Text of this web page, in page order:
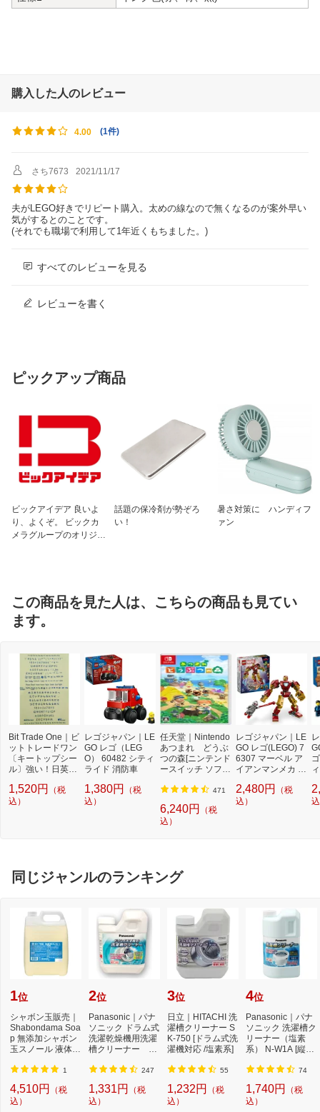
購入した人のレビュー
4.00 (1件)
さち7673 2021/11/17
夫がLEGO好きでリピート購入。太めの線なので無くなるのが案外早い
気がするとのことです。
(それでも職場で利用して1年近くもちました。)
すべてのレビューを見る
レビューを書く
ピックアップ商品
ビックアイデア 良いよ
り、よくぞ。 ビックカ
メラグループのオリジナ
話題の保冷剤が勢ぞろ
い！
暑さ対策に ハンディフ
ァン
この商品を見た人は、こちらの商品も見てい
ます。
Bit Trade One｜ビ
ットトレードワン
〔キートップシー
ル〕強い！日英対
プシールセット ブ
ルー DYKTSBL
1,520円
（税
込）
レゴジャパン｜LE
GO レゴ（LEG
O） 60482 シティ
ライド 消防車
1,380円
（税
込）
任天堂｜Nintendo
あつまれ どうぶ
つの森[ニンテンド
ースイッチ ソフ
471
6,240円
（税
込）
レゴジャパン｜LE
GO レゴ(LEGO) 7
6307 マーベル ア
イアンマンメカ v
2,480円
（税
込）
同じジャンルのランキング
1位
シャボン玉販売｜
Shabondama Soa
p 無添加シャボン
玉スノール 液体タ
1
4,510円
（税
込）
2位
Panasonic｜パナ
ソニック ドラム式
洗濯乾燥機用洗濯
槽クリーナー N-
濯...
247
1,331円
（税
込）
3位
日立｜HITACHI 洗
濯槽クリーナー S
K-750 [ドラム式洗
濯機対応 /塩素系]
55
1,232円
（税
込）
4位
Panasonic｜パナ
ソニック 洗濯槽ク
リーナー（塩素
系） N-W1A [縦型
系...
74
1,740円
（税
込）